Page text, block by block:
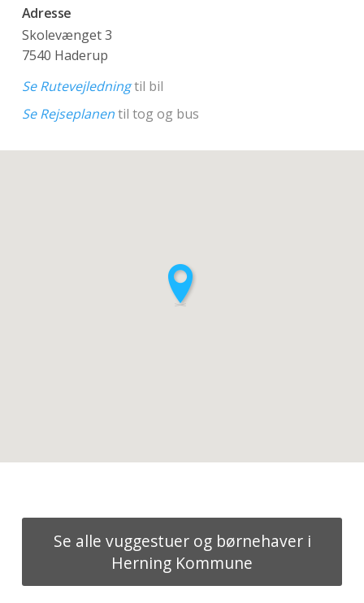
Adresse
Skolevænget 3
7540 Haderup
Se Rutevejledningtil bil
Se Rejseplanentil tog og bus
Se alle vuggestuer og børnehaver i
Herning Kommune